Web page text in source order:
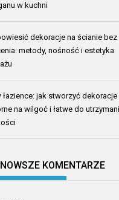
w kuchni
dekoracje na ścianie bez
metody, nośność i estetyka
łazience: jak stworzyć dekoracje
na wilgoć i łatwe do
KOMENTARZE